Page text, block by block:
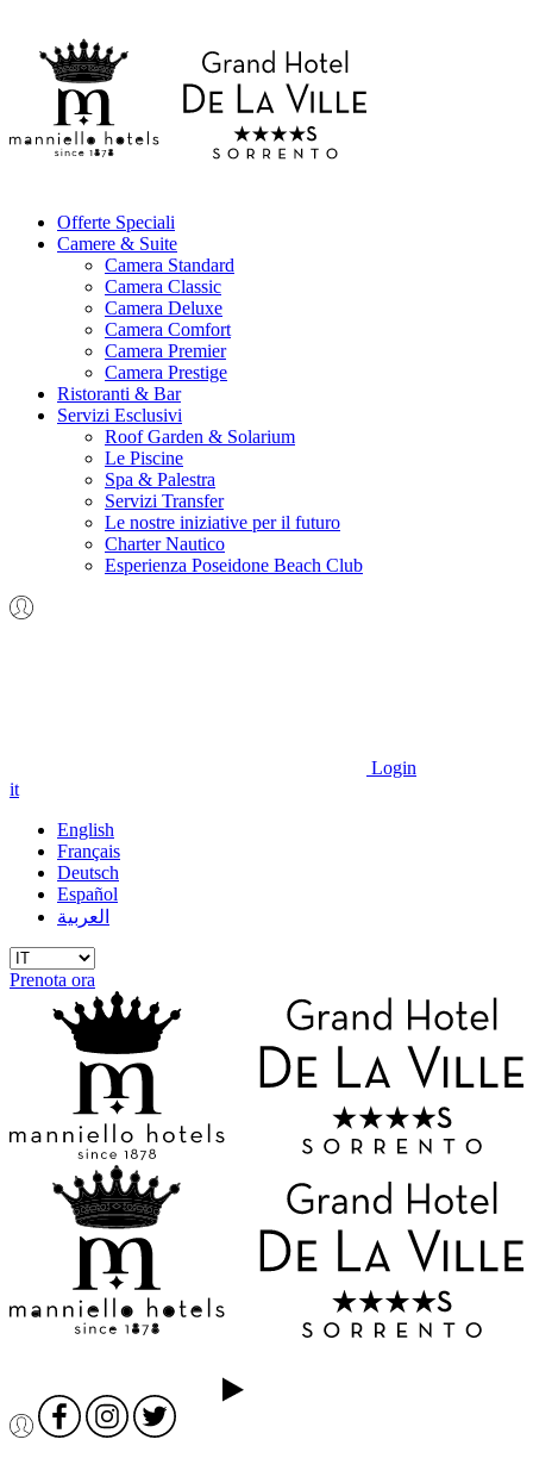
Offerte Speciali
Camere & Suite
Camera Standard
Camera Classic
Camera Deluxe
Camera Comfort
Camera Premier
Camera Prestige
Ristoranti & Bar
Servizi Esclusivi
Roof Garden & Solarium
Le Piscine
Spa & Palestra
Servizi Transfer
Le nostre iniziative per il futuro
Charter Nautico
Esperienza Poseidone Beach Club
Login
it
English
Français
Deutsch
Español
العربية
Prenota ora